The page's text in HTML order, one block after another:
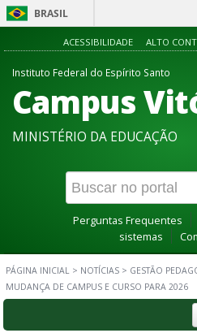
BRASIL
ACESSIBILIDADE ALTO
Instituto Federal do Espírito Santo
Campus
MINISTÉRIO DA EDUCAÇÃO
Perguntas Frequentes
sistemas
PÁGINA INICIAL > NOTÍCIAS > GESTÃO
MUDANÇA DE CAMPUS E CURSO PARA 2026